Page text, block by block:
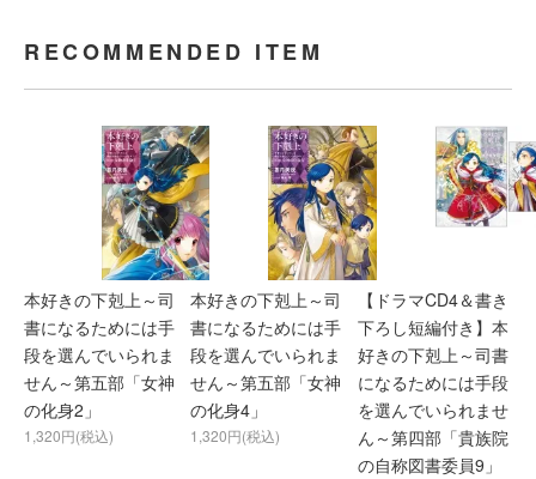
RECOMMENDED ITEM
本好きの下剋上～司
書になるためには手
段を選んでいられま
せん～第五部「女神
の化身2」
1,320円(税込)
本好きの下剋上～司
書になるためには手
段を選んでいられま
せん～第五部「女神
の化身4」
1,320円(税込)
【ドラマCD4＆書き
下ろし短編付き】本
好きの下剋上～司書
になるためには手段
を選んでいられませ
ん～第四部「貴族院
の自称図書委員9」